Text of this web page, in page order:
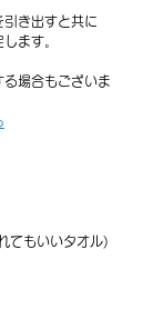
き出すと共に
ます。
場合もございま
てもいいタオル)